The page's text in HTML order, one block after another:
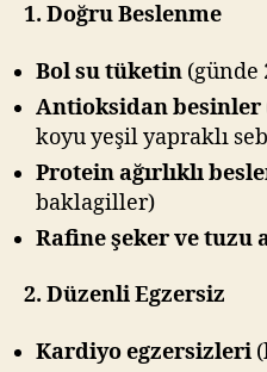
1. Doğru Beslenme
Bol su tüketin (günde
Antioksidan besinler
koyu yeşil yapraklı
Protein ağırlıklı
baklagiller)
Rafine şeker ve tuzu
2. Düzenli Egzersiz
Kardiyo egzersizleri